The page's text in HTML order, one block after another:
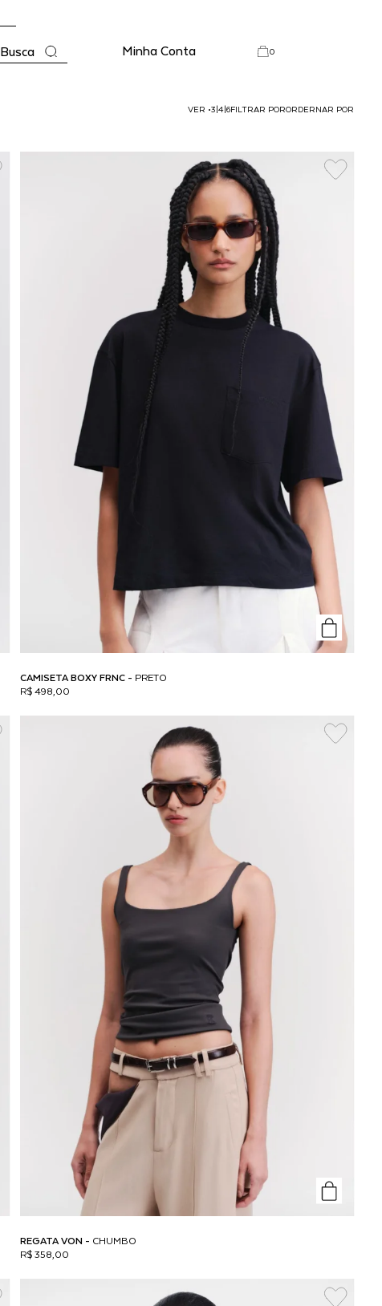
Busca Minha Conta 0
VER •3|4|6FILTRAR PORORDERNAR POR
CAMISETA BOXY FRNC - PRETO
R$ 498,00
REGATA VON - CHUMBO
R$ 358,00